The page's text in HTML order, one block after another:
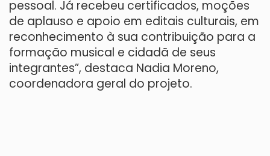
pessoal. Já recebeu certificados, moções
de aplauso e apoio em editais culturais, em
reconhecimento à sua contribuição para a
formação musical e cidadã de seus
integrantes”, destaca Nadia Moreno,
coordenadora geral do projeto.